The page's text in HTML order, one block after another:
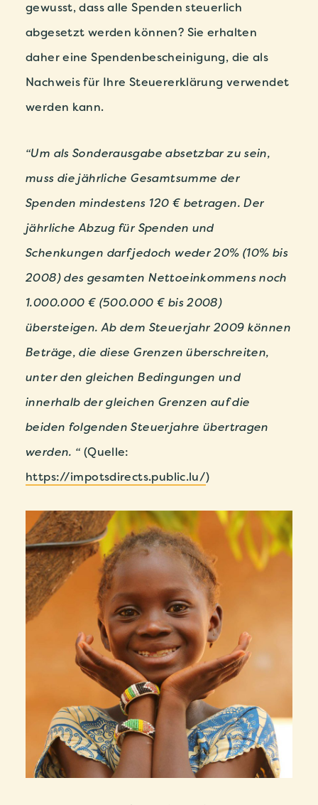
gewusst, dass alle Spenden steuerlich
abgesetzt werden können? Sie erhalten
daher eine Spendenbescheinigung, die als
Nachweis für Ihre Steuererklärung verwendet
werden kann.
“Um als Sonderausgabe absetzbar zu sein,
muss die jährliche Gesamtsumme der
Spenden mindestens 120 € betragen. Der
jährliche Abzug für Spenden und
Schenkungen darf jedoch weder 20% (10% bis
2008) des gesamten Nettoeinkommens noch
1.000.000 € (500.000 € bis 2008)
übersteigen. Ab dem Steuerjahr 2009 können
Beträge, die diese Grenzen überschreiten,
unter den gleichen Bedingungen und
innerhalb der gleichen Grenzen auf die
beiden folgenden Steuerjahre übertragen
werden. “ (Quelle:
https://impotsdirects.public.lu/)